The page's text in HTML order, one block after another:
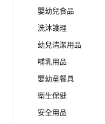
嬰幼兒食品
洗沐護理
幼兒清潔用品
哺乳用品
嬰幼童餐具
衛生保健
安全用品